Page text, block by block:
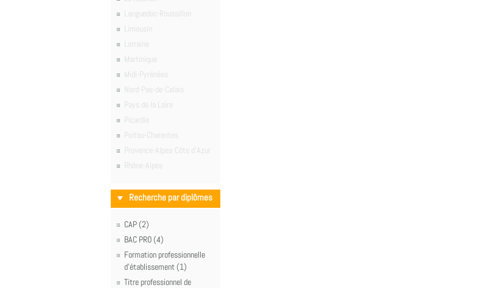
Languedoc-Roussillon
Limousin
Lorraine
Martinique
Midi-Pyrénées
Nord-Pas-de-Calais
Pays de la Loire
Picardie
Poitou-Charentes
Provence-Alpes-Côte d'Azur
Rhône-Alpes
Recherche par diplômes
CAP (2)
BAC PRO (4)
Formation professionnelle
d'établissement (1)
Titre professionnel de